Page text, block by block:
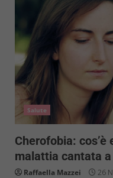
Salute
Cherofobia:
malattia cantata
Raffaella Mazzei 26